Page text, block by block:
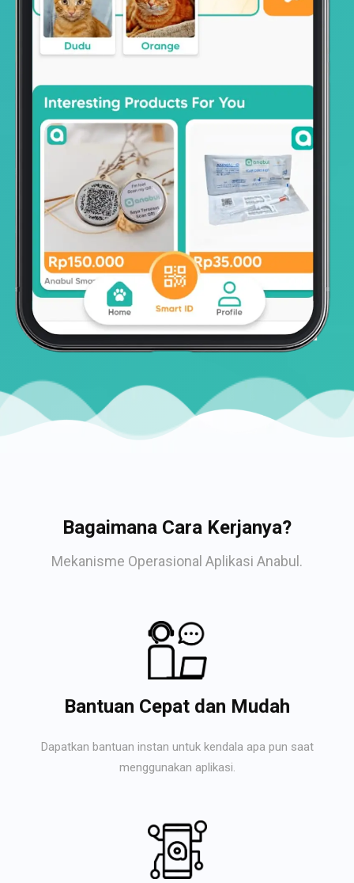
Bagaimana Cara Kerjanya?
Mekanisme Operasional Aplikasi Anabul.
Bantuan Cepat dan Mudah
Dapatkan bantuan instan untuk kendala apa pun saat
menggunakan aplikasi.